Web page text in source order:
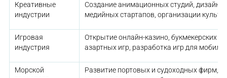
Креативные
индустрии
Создание анимационных студий,
медийных стартапов, организации
Игровая
индустрия
Открытие онлайн-казино, букмекерских
азартных игр, разработка игр для
Морской
Развитие портовых и судоходных фирм,